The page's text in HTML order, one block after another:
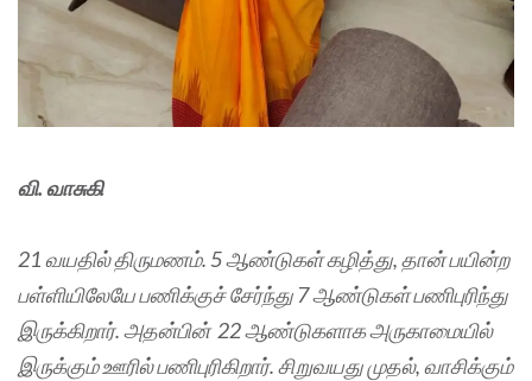
வி. வாசுகி
21 வயதில் திருமணம். 5 ஆண்டுகள் கழித்து, தான் பயின்ற
பள்ளியிலேயே பணிக்குச் சேர்ந்து 7 ஆண்டுகள் பணிபுரிந்து
இருக்கிறார். அதன்பின் 22 ஆண்டுகளாக அருகாமையில்
இருக்கும் ஊரில் பணிபுரிகிறார். சிறுவயது முதல், வாசிக்கும்